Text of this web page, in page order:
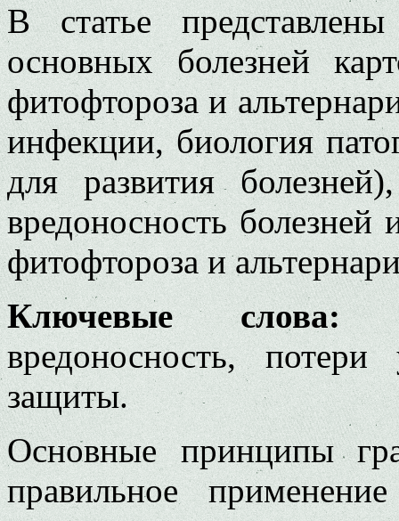
В статье
основных болезней
фитофтороза и
инфекции, биология
для развития
вредоносность
фитофтороза и
Ключевые слова:
вредоносность,
защиты.
Основные принципы
правильное